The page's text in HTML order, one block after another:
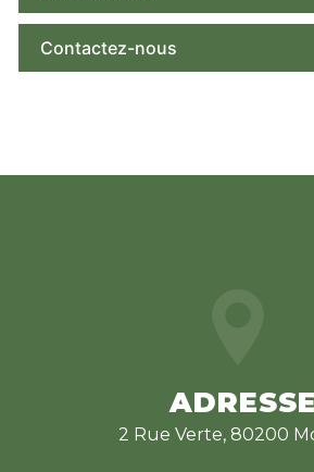
Contactez-nous
ADRESSE
2 Rue Verte, 80200